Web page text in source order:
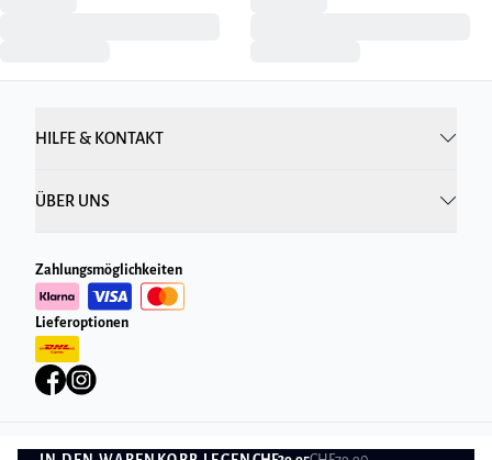
HILFE & KONTAKT
ÜBER UNS
Zahlungsmöglichkeiten
Lieferoptionen